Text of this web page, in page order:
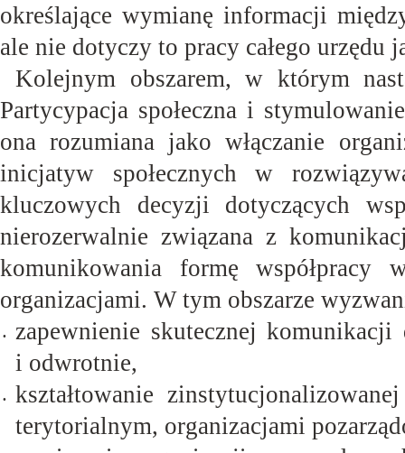
określające wymianę informacji
ale nie dotyczy to pracy całego urzędu
Kolejnym obszarem, w którym
Partycypacja społeczna i
ona rozumiana jako włączanie
inicjatyw społecznych w
kluczowych decyzji dotyczących
nierozerwalnie związana z
komunikowania formę współpracy
organizacjami. W tym obszarze
•
zapewnienie skutecznej
i odwrotnie,
•
kształtowanie
terytorialnym, organizacjami